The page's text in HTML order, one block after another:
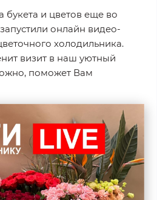
и цветов еще во
онлайн видео-
холодильника.
визит в наш уютный
поможет Вам